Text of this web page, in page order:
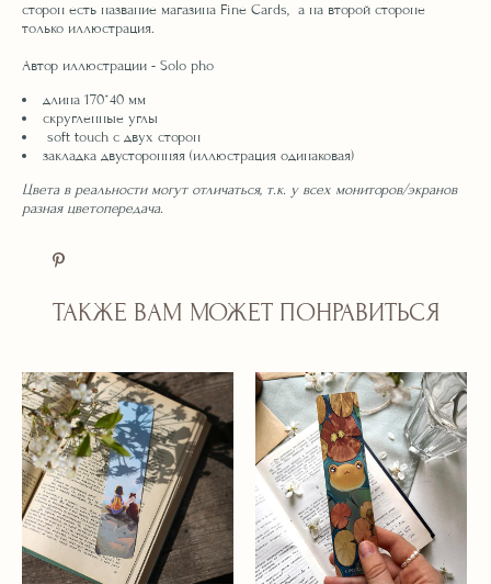
сторон есть название магазина Fine Cards, а на второй стороне
только иллюстрация.
Автор иллюстрации - Solo pho
длина 170*40 мм
скругленные углы
soft touch с двух сторон
закладка двусторонняя (иллюстрация одинаковая)
Цвета в реальности могут отличаться, т.к. у всех мониторов/экранов
разная цветопередача.
ТАКЖЕ ВАМ МОЖЕТ ПОНРАВИТЬСЯ